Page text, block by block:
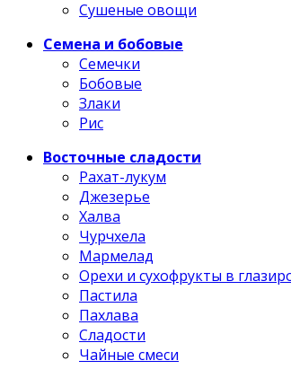
Сушеные овощи
Семена и бобовые
Семечки
Бобовые
Злаки
Рис
Восточные сладости
Рахат-лукум
Джезерье
Халва
Чурчхела
Мармелад
Орехи и сухофрукты в
Пастила
Пахлава
Сладости
Чайные смеси